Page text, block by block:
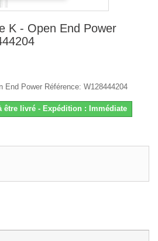
K - Open End Power
End Power Référence: W128444204
être livré - Expédition : Immédiate